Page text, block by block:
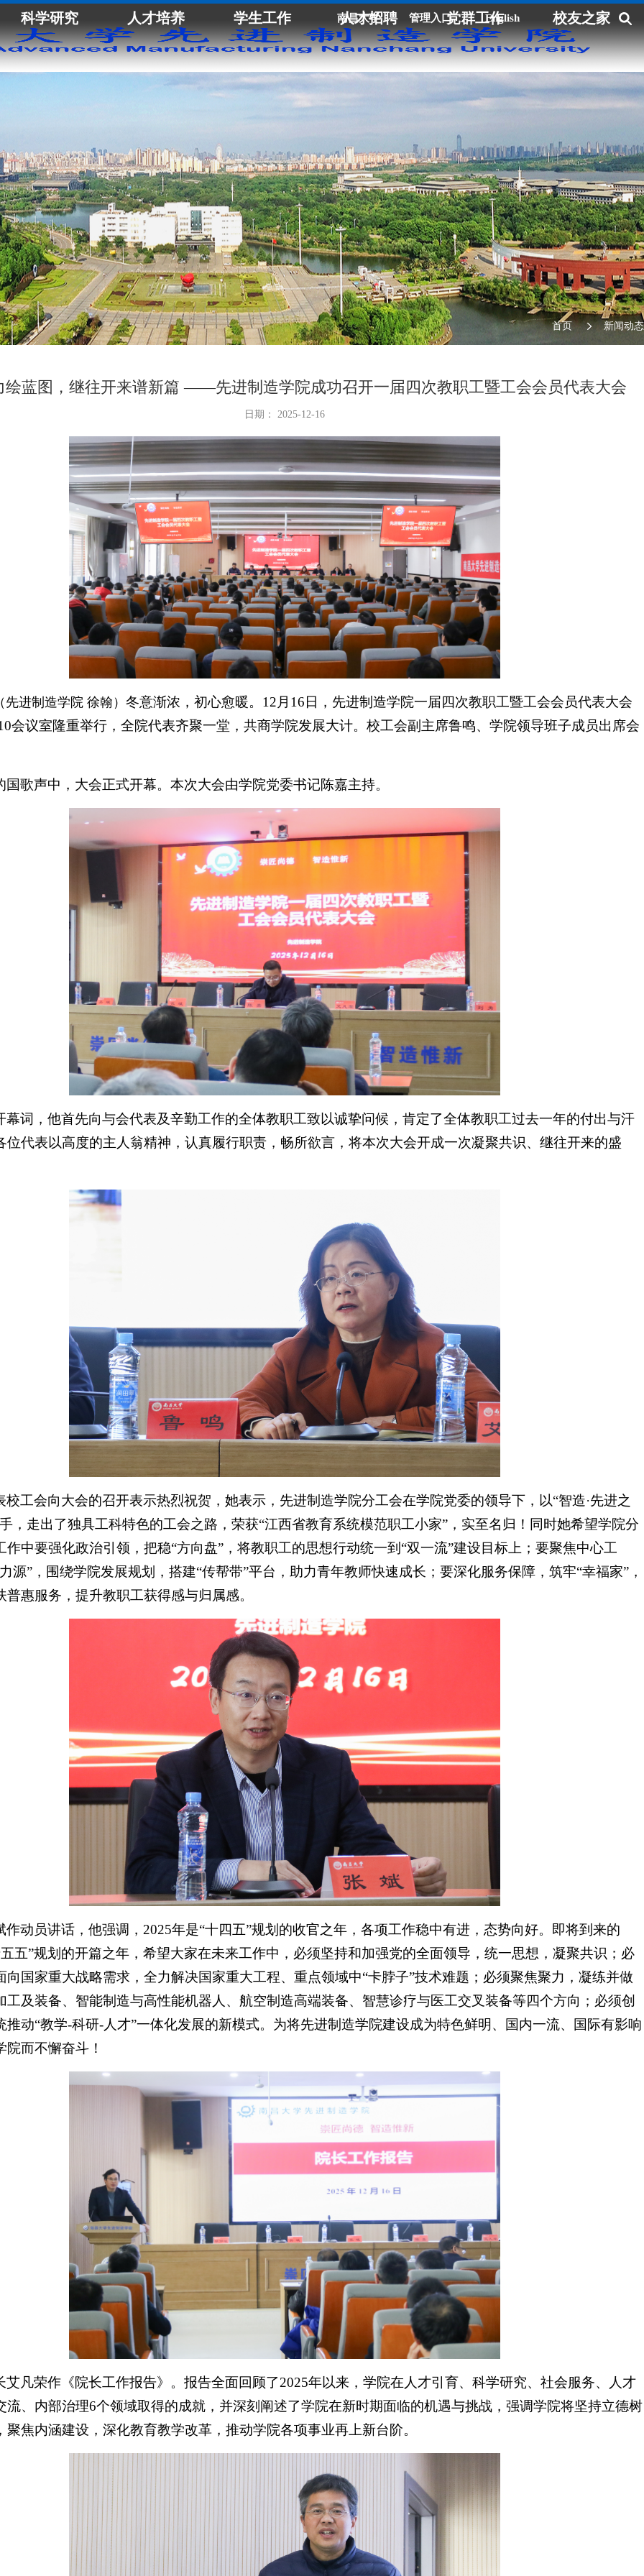
南昌大学 管理入口 English
科学研究 人才培养 学生工作 人才招聘 党群工作 校友之家
首页 新闻动态
绘蓝图，继往开来谱新篇 ——先进制造学院成功召开一届四次教职工暨工会会员代表大会
日期： 2025-12-16
先进制造学院 徐翰） 冬意渐浓，初心愈暖。12月16日，先进制造学院一届四次教职工暨工会会员代表大会
会议室隆重举行，全院代表齐聚一堂，共商学院发展大计。校工会副主席鲁鸣、学院领导班子成员出席会
国歌声中，大会正式开幕。本次大会由学院党委书记陈嘉主持。
幕词，他首先向与会代表及辛勤工作的全体教职工致以诚挚问候，肯定了全体教职工过去一年的付出与汗
位代表以高度的主人翁精神，认真履行职责，畅所欲言，将本次大会开成一次凝聚共识、继往开来的盛
校工会向大会的召开表示热烈祝贺，她表示，先进制造学院分工会在学院党委的领导下，以“智造·先进之
，走出了独具工科特色的工会之路，荣获“江西省教育系统模范职工小家”，实至名归！同时她希望学院分
作中要强化政治引领，把稳“方向盘”，将教职工的思想行动统一到“双一流”建设目标上；要聚焦中心工
源”，围绕学院发展规划，搭建“传帮带”平台，助力青年教师快速成长；要深化服务保障，筑牢“幸福家”，
普惠服务，提升教职工获得感与归属感。
作动员讲话，他强调，2025年是“十四五”规划的收官之年，各项工作稳中有进，态势向好。即将到来的
五”规划的开篇之年，希望大家在未来工作中，必须坚持和加强党的全面领导，统一思想，凝聚共识；必
向国家重大战略需求，全力解决国家重大工程、重点领域中“卡脖子”技术难题；必须聚焦聚力，凝练并做
工及装备、智能制造与高性能机器人、航空制造高端装备、智慧诊疗与医工交叉装备等四个方向；必须创
推动“教学-科研-人才”一体化发展的新模式。为将先进制造学院建设成为特色鲜明、国内一流、国际有影响
院而不懈奋斗！
艾凡荣作《院长工作报告》。报告全面回顾了2025年以来，学院在人才引育、科学研究、社会服务、人才
流、内部治理6个领域取得的成就，并深刻阐述了学院在新时期面临的机遇与挑战，强调学院将坚持立德树
聚焦内涵建设，深化教育教学改革，推动学院各项事业再上新台阶。